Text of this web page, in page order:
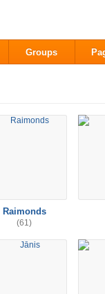
Groups
Raimonds
(61)